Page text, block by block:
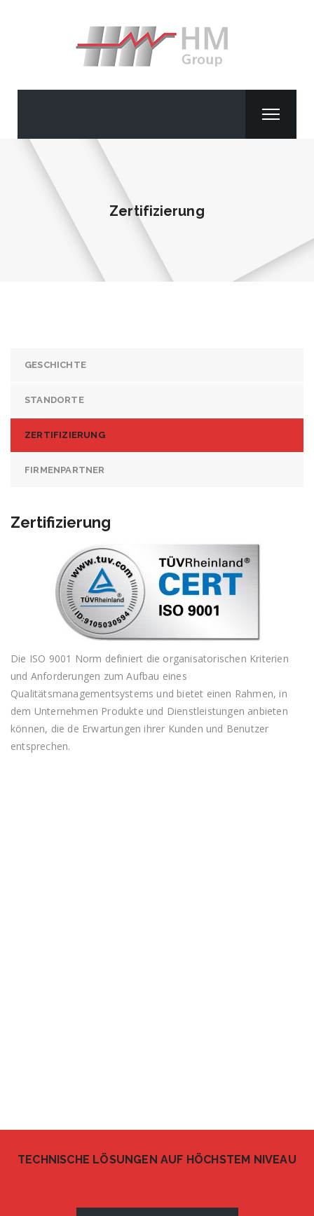
Zertifizierung
GESCHICHTE
STANDORTE
ZERTIFIZIERUNG
FIRMENPARTNER
Zertifizierung
Die ISO 9001 Norm definiert die organisatorischen Kriterien
und Anforderungen zum Aufbau eines
Qualitätsmanagementsystems und bietet einen Rahmen, in
dem Unternehmen Produkte und Dienstleistungen anbieten
können, die de Erwartungen ihrer Kunden und Benutzer
entsprechen.
TECHNISCHE LÖSUNGEN AUF HÖCHSTEM NIVEAU